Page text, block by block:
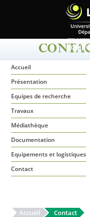
Accueil
Accueil
Présentation
Equipes de recherche
Travaux
Médiathèque
Documentation
Equipements et logistiques
Contact
Accueil Contact